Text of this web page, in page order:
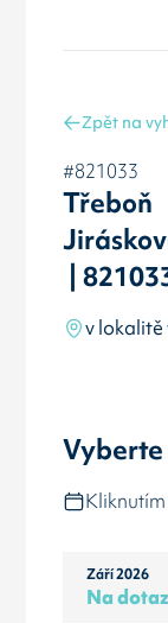
Zpět na
#821033
Třeboň
|
v lokalitě
Září 2026
Na dotaz